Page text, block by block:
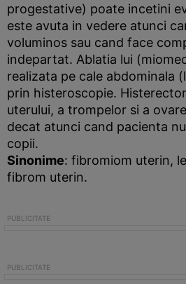
progestative) poate incetini
este avuta in vedere atunci
voluminos sau cand face
indepartat. Ablatia lui
realizata pe cale abdominala
prin histeroscopie.
uterului, a trompelor si a
decat atunci cand pacienta
copii.
Sinonime: fibromiom uterin,
fibrom uterin.